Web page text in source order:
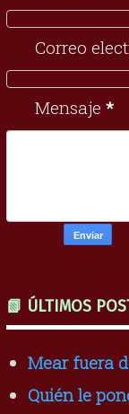
Correo
Mensaje *
📗 ÚLTIMOS
Mear fuera
Quién le